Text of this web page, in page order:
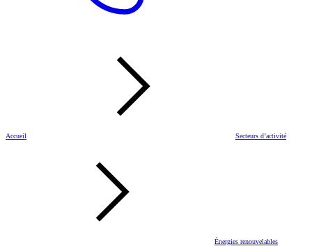
Accueil Secteurs d’activité
Énergies renouvelables